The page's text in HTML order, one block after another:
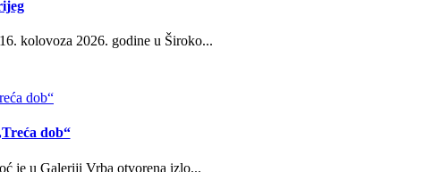
kolovoza 2026. godine u Široko...
dob“
je u Galeriji Vrba otvorena izlo...